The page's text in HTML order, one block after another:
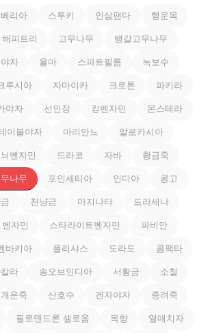
리아 스투키 인삼팬다 행운목
해피트리 고무나무 뱅갈고무나무
자 율마 스파트필름 녹보수
루시아 자마이카 크로톤 파키라
야자 선인장 킹벤자민 몬스테라
이블야자 마리안느 알로카시아
벤자민 드라코 자바 황금죽
나무 포인세티아 인디아 콩고
천냥금 마지나타 드라세나
벤자민 스타라이트벤자민 파비안
바키아 폴리샤스 도라도 콤팩타
라 송오브인디아 서황금 소철
개운죽 산호수 겐자야자 종려죽
필로덴드론 셀로움 목향 열매치자